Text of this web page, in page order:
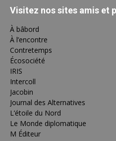
Visitez nos sites amis et
À bâbord
À l’encontre
Contretemps
Écosociété
IRIS
Intercoll
Jacobin
Journal des Alternatives
L’étoile du Nord
Le Monde diplomatique
M Éditeur